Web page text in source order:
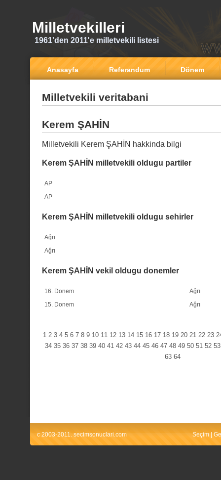
Milletvekilleri
1961'den 2011'e milletvekili listesi
Anasayfa Referandum Dönem
Milletvekili veritabani
Kerem ŞAHİN
Milletvekili Kerem ŞAHİN hakkinda bilgi
Kerem ŞAHİN milletvekili oldugu partiler
AP
AP
Kerem ŞAHİN milletvekili oldugu sehirler
Ağrı
Ağrı
Kerem ŞAHİN vekil oldugu donemler
16. Donem
Ağrı
15. Donem
Ağrı
1 2 3 4 5 6 7 8 9 10 11 12 13 14 15 16 17 18 19 20 21 22 23
34 35 36 37 38 39 40 41 42 43 44 45 46 47 48 49 50 51 52 53
63 64
c 2003-2011. secimsonuclari.com Seçim